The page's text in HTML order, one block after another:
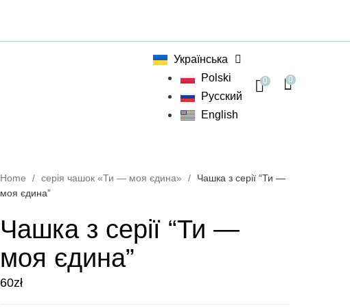
Українська
Polski
Русский
English
0 0
Home / серія чашок «Ти — моя єдина» /
Чашка з серії “Ти —
моя єдина”
Чашка з серії “Ти —
моя єдина”
60zł